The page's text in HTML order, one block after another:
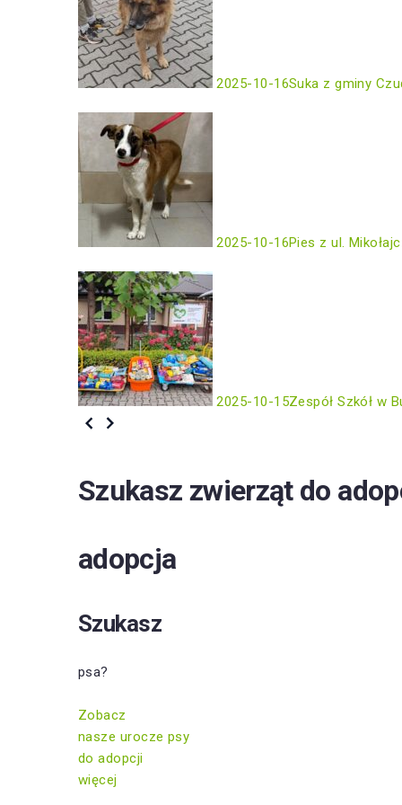
2025-10-16Suka z gminy
2025-10-16Pies z ul.
2025-10-15Zespół Szkół w
Szukasz zwierząt do
adopcja
Szukasz
psa?
Zobacz
nasze urocze psy
do adopcji
więcej